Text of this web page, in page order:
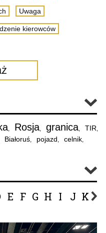
Uwaga
kierowców
, Rosja, granica, TIR,
Białoruś, pojazd, celnik,
E F G H I J K L